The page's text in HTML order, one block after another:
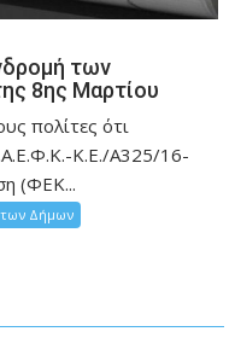
των
8ης Μαρτίου
πολίτες ότι
Κ.Ε./Α325/16-
(ΦΕΚ...
Δήμων